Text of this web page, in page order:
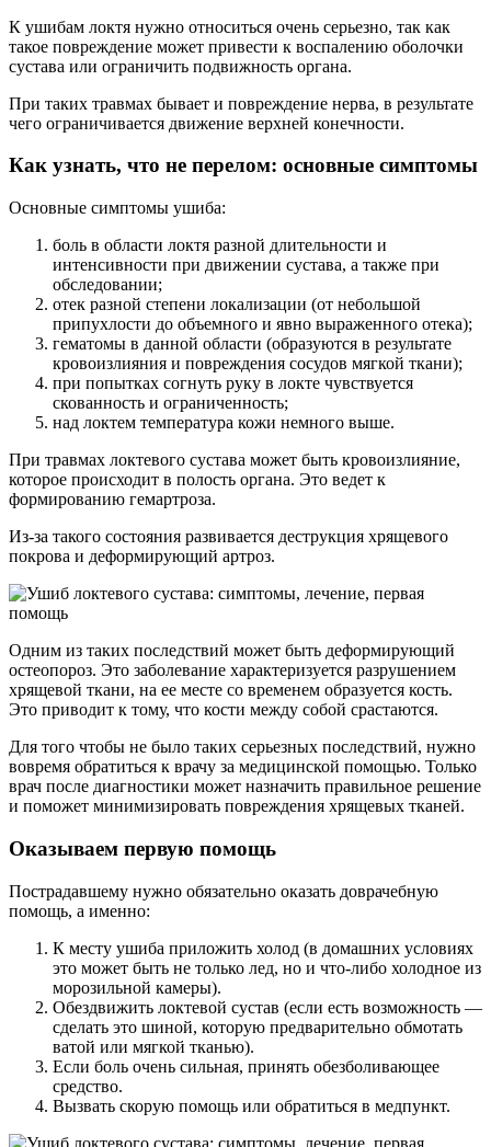
К ушибам локтя нужно относиться очень серьезно, так как
такое повреждение может привести к воспалению оболочки
сустава или ограничить подвижность органа.
При таких травмах бывает и повреждение нерва, в результате
чего ограничивается движение верхней конечности.
Как узнать, что не перелом: основные симптомы
Основные симптомы ушиба:
боль в области локтя разной длительности и
интенсивности при движении сустава, а также при
обследовании;
отек разной степени локализации (от небольшой
припухлости до объемного и явно выраженного отека);
гематомы в данной области (образуются в результате
кровоизлияния и повреждения сосудов мягкой ткани);
при попытках согнуть руку в локте чувствуется
скованность и ограниченность;
над локтем температура кожи немного выше.
При травмах локтевого сустава может быть кровоизлияние,
которое происходит в полость органа. Это ведет к
формированию гемартроза.
Из-за такого состояния развивается деструкция хрящевого
покрова и деформирующий артроз.
Одним из таких последствий может быть деформирующий
остеопороз. Это заболевание характеризуется разрушением
хрящевой ткани, на ее месте со временем образуется кость.
Это приводит к тому, что кости между собой срастаются.
Для того чтобы не было таких серьезных последствий, нужно
вовремя обратиться к врачу за медицинской помощью. Только
врач после диагностики может назначить правильное решение
и поможет минимизировать повреждения хрящевых тканей.
Оказываем первую помощь
Пострадавшему нужно обязательно оказать доврачебную
помощь, а именно:
К месту ушиба приложить холод (в домашних условиях
это может быть не только лед, но и что-либо холодное из
морозильной камеры).
Обездвижить локтевой сустав (если есть возможность —
сделать это шиной, которую предварительно обмотать
ватой или мягкой тканью).
Если боль очень сильная, принять обезболивающее
средство.
Вызвать скорую помощь или обратиться в медпункт.